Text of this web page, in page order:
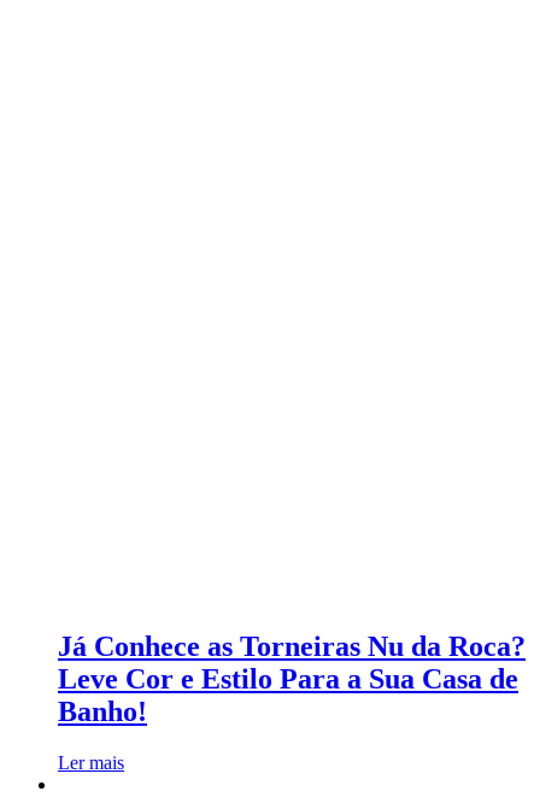
Já Conhece as Torneiras Nu da Roca?
Leve Cor e Estilo Para a Sua Casa de
Banho!
Ler mais